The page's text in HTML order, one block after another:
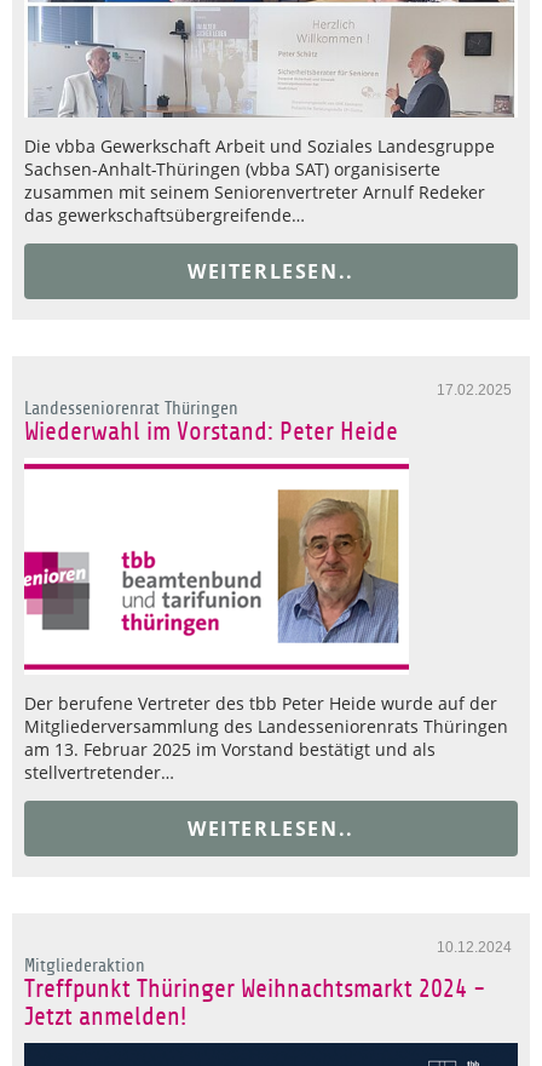
Die vbba Gewerkschaft Arbeit und Soziales Landesgruppe
Sachsen-Anhalt-Thüringen (vbba SAT) organisiserte
zusammen mit seinem Seniorenvertreter Arnulf Redeker
das gewerkschaftsübergreifende…
WEITERLESEN..
17.02.2025
Landesseniorenrat Thüringen
Wiederwahl im Vorstand: Peter Heide
Der berufene Vertreter des tbb Peter Heide wurde auf der
Mitgliederversammlung des Landesseniorenrats Thüringen
am 13. Februar 2025 im Vorstand bestätigt und als
stellvertretender…
WEITERLESEN..
10.12.2024
Mitgliederaktion
Treffpunkt Thüringer Weihnachtsmarkt 2024 -
Jetzt anmelden!